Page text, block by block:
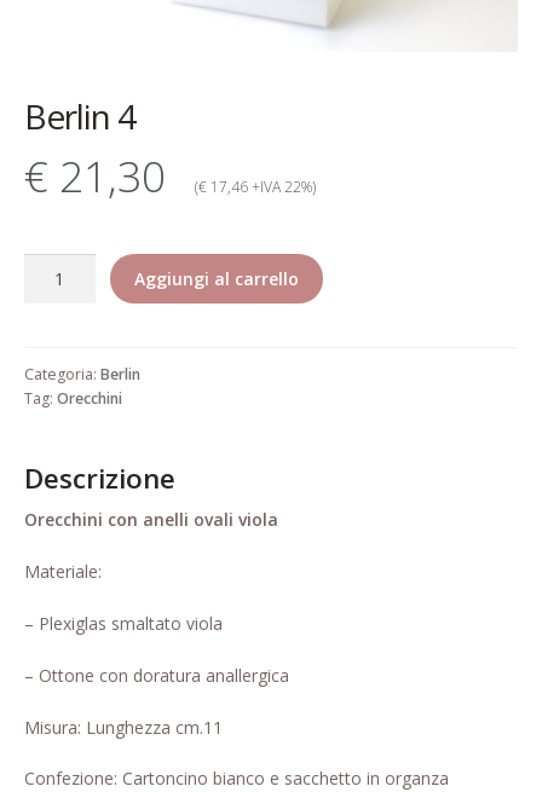
Gioielli alta bigiotteria di lusso
Il mio account
Refund and Returns Policy
Berlin 4
€ 21,30 (€ 17,46 +IVA 22%)
Aggiungi al carrello
Categoria: Berlin
Tag: Orecchini
Descrizione
Orecchini con anelli ovali viola
Materiale:
– Plexiglas smaltato viola
– Ottone con doratura anallergica
Misura: Lunghezza cm.11
Confezione: Cartoncino bianco e sacchetto in organza